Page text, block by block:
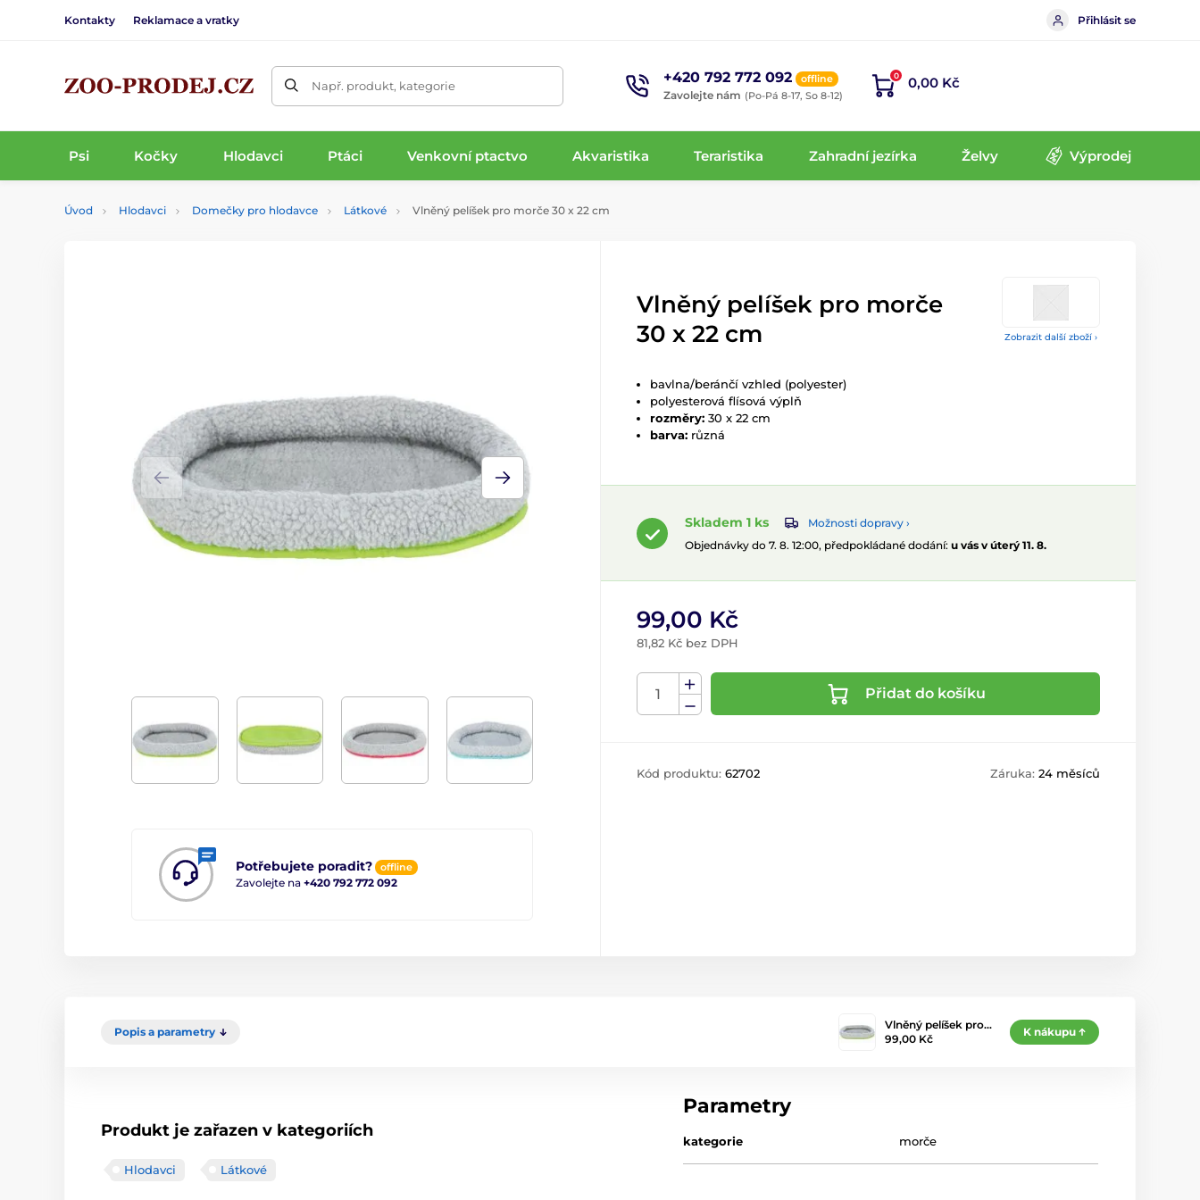
Kontakty Reklamace a vratky Přihlásit se
Např. produkt, kategorie +420 792 772 092 offline
Zavolejte nám (Po-Pá 8-17, So 8-12)
0 0,00 Kč
Psi Kočky Hlodavci Ptáci Venkovní ptactvo Akvaristika Teraristika Zahradní jezírka Želvy Výprodej
Úvod Hlodavci Domečky pro hlodavce Látkové Vlněný pelíšek pro morče 30 x 22 cm
Zobrazit další zboží ›
Potřebujete poradit? offline
Zavolejte na +420 792 772 092
Vlněný pelíšek pro morče
30 x 22 cm
bavlna/beránčí vzhled (polyester)
polyesterová flísová výplň
rozměry: 30 x 22 cm
barva: různá
Skladem 1 ks
Možnosti dopravy ›
Objednávky do 7. 8. 12:00, předpokládané dodání: u vás v úterý 11. 8.
99,00 Kč
81,82 Kč bez DPH
Přidat do košíku
Kód produktu: 62702 Záruka: 24 měsíců
Popis a parametry
Vlněný pelíšek pro…
99,00 Kč
K nákupu
Produkt je zařazen v kategoriích
Hlodavci Látkové
Parametry
kategorie morče